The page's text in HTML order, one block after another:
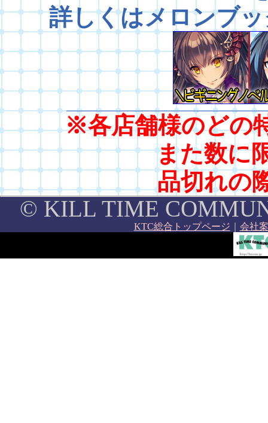
詳しくはメロンブ
※各店舗様のどの
また数に
品切れの
© KILL TIME
KTC総合トップページ 会社